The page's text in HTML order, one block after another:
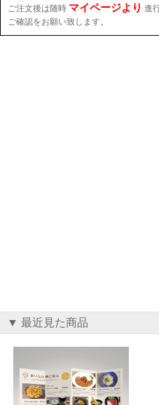
ご注文後は随時 マイページより 進
ご確認をお願い致します。
▼ 最近見た商品